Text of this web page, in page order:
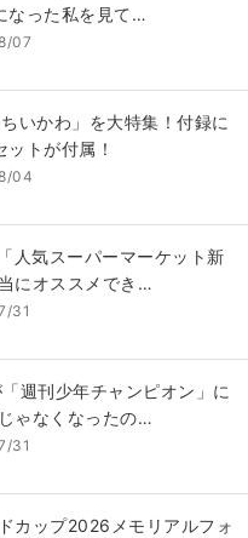
なった私を見て…
07
いかわ」を大特集！付録に
トが付属！
04
人気スーパーマーケット新
にオススメでき…
31
週刊少年チャンピオン」に
ゃなくなったの…
31
カップ2026メモリアルフォ